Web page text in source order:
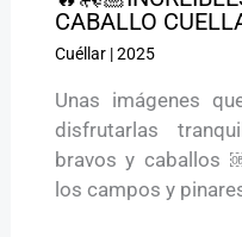
CABALLO
Cuéllar|2025
Unas imágenes
disfrutarlas
bravos y caballos
los campos y